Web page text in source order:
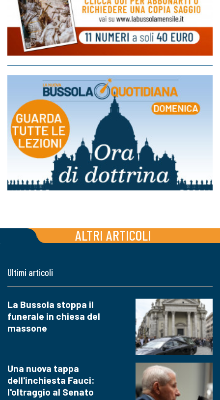
ALTRI ARTICOLI
Ultimi articoli
La Bussola stoppa il
funerale in chiesa del
massone
Una nuova tappa
dell'inchiesta Fauci:
l'oltraggio al Senato